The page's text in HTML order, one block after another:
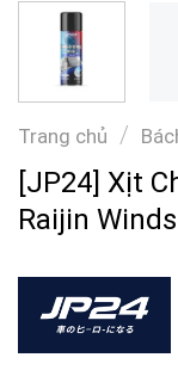
Trang chủ /
[JP24] Xịt
Raijin